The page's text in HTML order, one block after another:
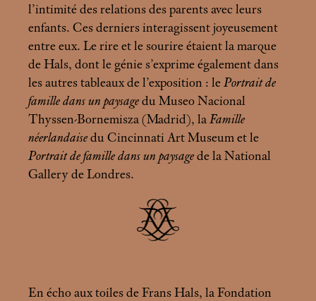
l’intimité des relations des parents avec leurs
enfants. Ces derniers interagissent joyeusement
entre eux. Le rire et le sourire étaient la marque
de Hals, dont le génie s’exprime également dans
les autres tableaux de l’exposition : le Portrait de
famille dans un paysage du Museo Nacional
Thyssen-Bornemisza (Madrid), la Famille
néerlandaise du Cincinnati Art Museum et le
Portrait de famille dans un paysage de la National
Gallery de Londres.
En écho aux toiles de Frans Hals, la Fondation